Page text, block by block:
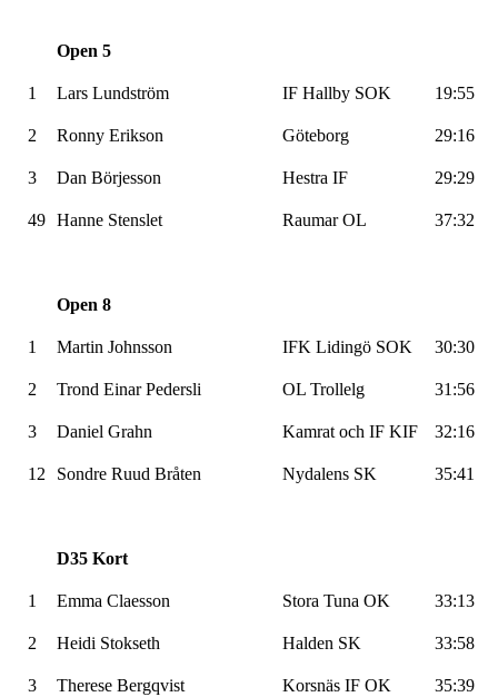
Open 5
1 Lars Lundström IF Hallby SOK 19:55
2 Ronny Erikson Göteborg 29:16
3 Dan Börjesson Hestra IF 29:29
49 Hanne Stenslet Raumar OL 37:32
Open 8
1 Martin Johnsson IFK Lidingö SOK 30:30
2 Trond Einar Pedersli OL Trollelg 31:56
3 Daniel Grahn Kamrat och IF KIF 32:16
12 Sondre Ruud Bråten Nydalens SK 35:41
D35 Kort
1 Emma Claesson Stora Tuna OK 33:13
2 Heidi Stokseth Halden SK 33:58
3 Therese Bergqvist Korsnäs IF OK 35:39